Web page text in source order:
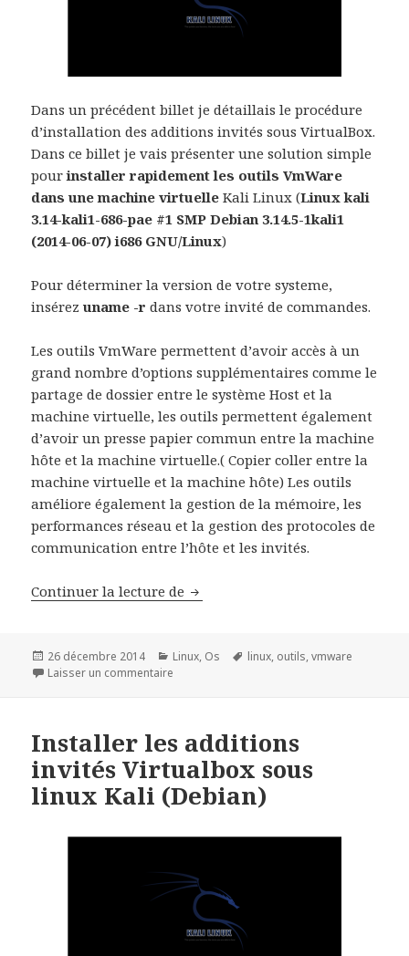
Dans un précédent billet je détaillais le procédure
d’installation des additions invités sous VirtualBox.
Dans ce billet je vais présenter une solution simple
pourinstaller rapidement les outils VmWare
dans une machine virtuelle Kali Linux (Linux kali
3.14-kali1-686-pae #1 SMP Debian 3.14.5-1kali1
(2014-06-07) i686 GNU/Linux)
Pour déterminer la version de votre systeme,
insérezuname -r dans votre invité de commandes.
Les outils VmWare permettent d’avoir accès à un
grand nombre d’options supplémentaires comme le
partage de dossier entre le système Host et la
machine virtuelle, les outils permettent également
d’avoir un presse papier commun entre la machine
hôte et la machine virtuelle.( Copier coller entre la
machine virtuelle et la machine hôte) Les outils
améliore également la gestion de la mémoire, les
performances réseau et la gestion des protocoles de
communication entre l’hôte et les invités.
Continuer la lecture de Installer VmWare Tools dans
Publié
le
26 décembre 2014 Catégories
Linux, Os
Mots-
linux, outils,vmware
Laisser un commentaire
Installer les additions
invités Virtualbox sous
linux Kali (Debian)